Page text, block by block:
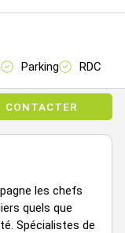
m²/an
HT HC
43
HT/m²/an
à la charge du
Parking RDC
CONTACTER
les chefs
quels que
Spécialistes de